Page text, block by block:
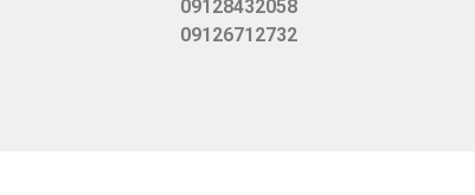
09128432058
09126712732